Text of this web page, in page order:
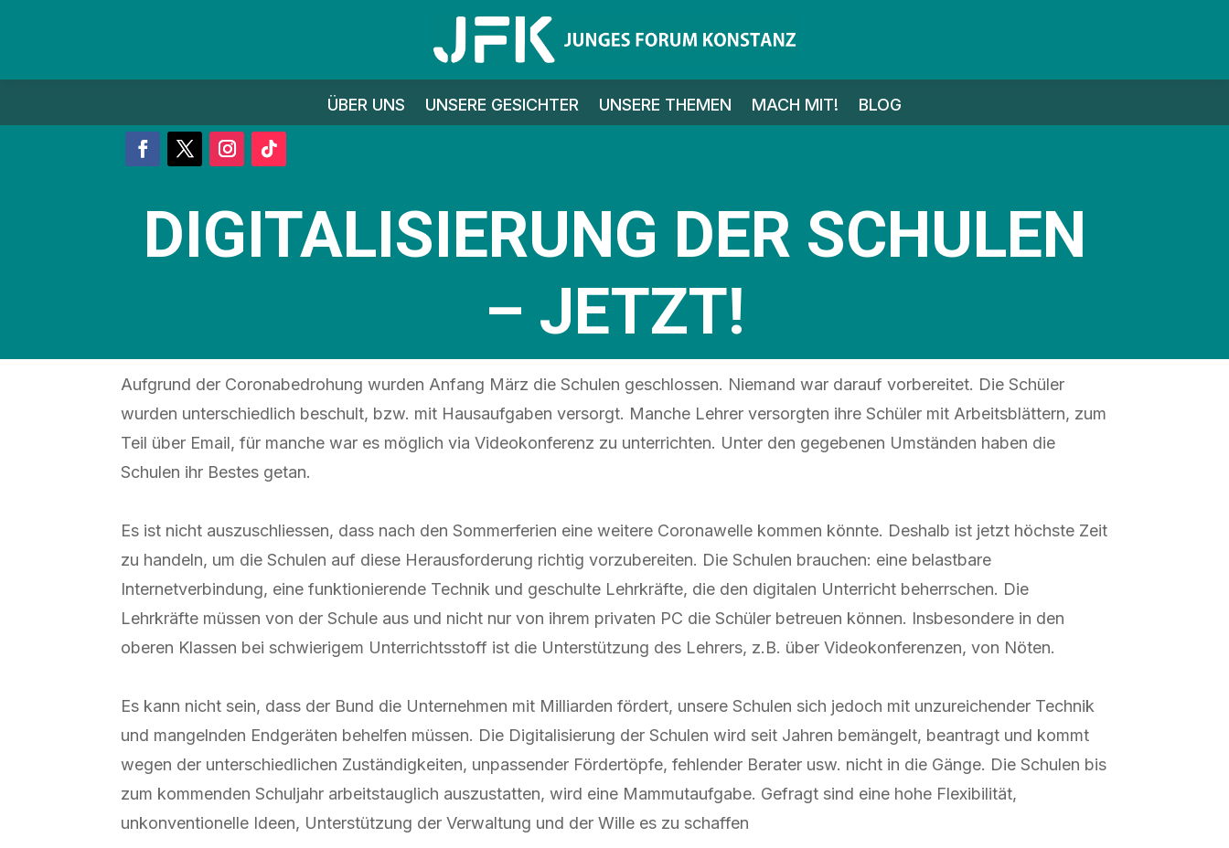
ÜBER UNS UNSERE GESICHTER UNSERE THEMEN MACH MIT! BLOG
DIGITALISIERUNG DER SCHULEN
– JETZT!
Aufgrund der Coronabedrohung wurden Anfang März die Schulen geschlossen. Niemand war darauf vorbereitet. Die Schüler
wurden unterschiedlich beschult, bzw. mit Hausaufgaben versorgt. Manche Lehrer versorgten ihre Schüler mit Arbeitsblättern, zum
Teil über Email, für manche war es möglich via Videokonferenz zu unterrichten. Unter den gegebenen Umständen haben die
Schulen ihr Bestes getan.
Es ist nicht auszuschliessen, dass nach den Sommerferien eine weitere Coronawelle kommen könnte. Deshalb ist jetzt höchste Zeit
zu handeln, um die Schulen auf diese Herausforderung richtig vorzubereiten. Die Schulen brauchen: eine belastbare
Internetverbindung, eine funktionierende Technik und geschulte Lehrkräfte, die den digitalen Unterricht beherrschen. Die
Lehrkräfte müssen von der Schule aus und nicht nur von ihrem privaten PC die Schüler betreuen können. Insbesondere in den
oberen Klassen bei schwierigem Unterrichtsstoff ist die Unterstützung des Lehrers, z.B. über Videokonferenzen, von Nöten.
Es kann nicht sein, dass der Bund die Unternehmen mit Milliarden fördert, unsere Schulen sich jedoch mit unzureichender Technik
und mangelnden Endgeräten behelfen müssen. Die Digitalisierung der Schulen wird seit Jahren bemängelt, beantragt und kommt
wegen der unterschiedlichen Zuständigkeiten, unpassender Fördertöpfe, fehlender Berater usw. nicht in die Gänge. Die Schulen bis
zum kommenden Schuljahr arbeitstauglich auszustatten, wird eine Mammutaufgabe. Gefragt sind eine hohe Flexibilität,
unkonventionelle Ideen, Unterstützung der Verwaltung und der Wille es zu schaffen